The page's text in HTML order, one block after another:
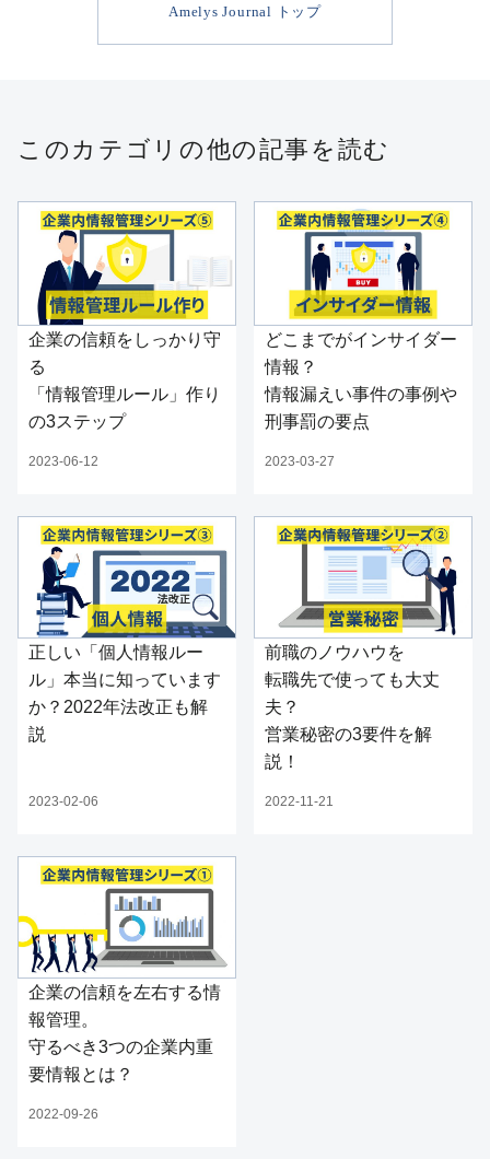
Amelys Journal トップ
このカテゴリの他の記事を読む
企業の信頼をしっかり守
る
「情報管理ルール」作り
の3ステップ
2023-06-12
どこまでがインサイダー
情報？
情報漏えい事件の事例や
刑事罰の要点
2023-03-27
正しい「個人情報ルー
ル」本当に知っています
か？2022年法改正も解
説
2023-02-06
前職のノウハウを
転職先で使っても大丈
夫？
営業秘密の3要件を解
説！
2022-11-21
企業の信頼を左右する情
報管理。
守るべき3つの企業内重
要情報とは？
2022-09-26